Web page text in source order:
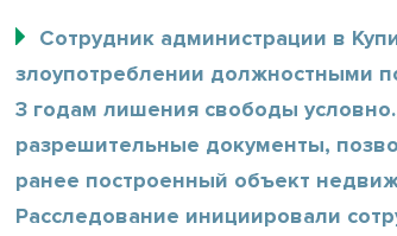
Сотрудник администрации в
злоупотреблении должностными
3 годам лишения свободы
разрешительные документы,
ранее построенный объект
Расследование инициировали